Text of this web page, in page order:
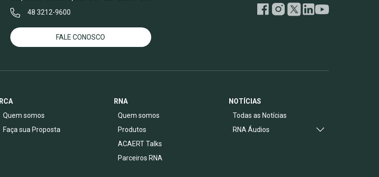
48 3212-9600
FALE CONOSCO
RCA
Quem somos
Faça sua Proposta
RNA
Quem somos
Produtos
ACAERT Talks
Parceiros RNA
NOTÍCIAS
Todas as Notícias
RNA Áudios